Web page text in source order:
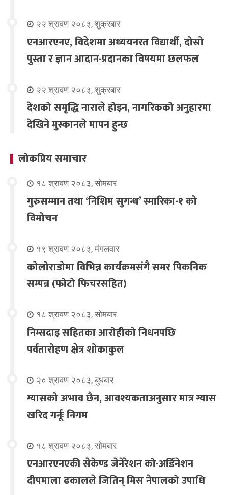
२२ श्रावण २०८३, शुक्रबार
एनआरएनए, विदेशमा अध्ययनरत विद्यार्थी, दोस्रो
पुस्ता र ज्ञान आदान-प्रदानका विषयमा छलफल
२२ श्रावण २०८३, शुक्रबार
देशको समृद्धि नाराले होइन, नागरिकको अनुहारमा
देखिने मुस्कानले मापन हुन्छ
लोकप्रिय समाचार
१८ श्रावण २०८३, सोमबार
गुरुसम्मान तथा ‘निशिम सुगन्ध’ स्मारिका-१ को
विमोचन
१९ श्रावण २०८३, मंगलवार
कोलोराडोमा विभिन्न कार्यक्रमसंगै समर पिकनिक
सम्पन्न (फोटो फिचरसहित)
१८ श्रावण २०८३, सोमबार
निम्सदाइ सहितका आरोहीको निधनपछि
पर्वतारोहण क्षेत्र शोकाकुल
२० श्रावण २०८३, बुधबार
ग्यासको अभाव छैन, आवश्यकताअनुसार मात्र ग्यास
खरिद गर्नूः निगम
१८ श्रावण २०८३, सोमबार
एनआरएनएकी सेकेण्ड जेनेरेशन को-अर्डिनेशन
दीपमाला ढकालले जितिन् मिस नेपालको उपाधि